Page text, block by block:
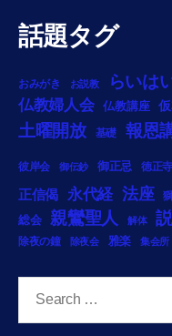
話題タグ
おみがき お説教 らいは
仏教婦人会
仏教講座
土曜開放 基礎 報恩
彼岸会 御伝鈔 御正忌 徳正寺
正信偈 永代経 法座
総会 親鸞聖人 解体
除夜の鐘 除夜会 雅楽 集会所